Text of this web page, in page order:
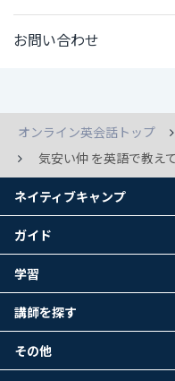
お問い合わせ
オンライン英会話トップ
気安い仲 を英語で教え
ネイティブキャンプ
ガイド
学習
講師を探す
その他